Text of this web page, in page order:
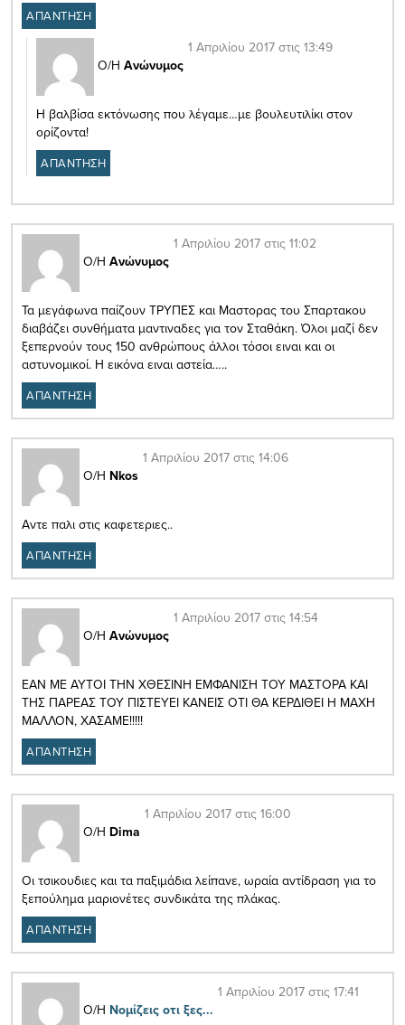
ΑΠΑΝΤΗΣΗ
Ο/Η Ανώνυμος
1 Απριλίου 2017 στις 13:49
Η βαλβίσα εκτόνωσης που λέγαμε…με βουλευτιλίκι στον
ορίζοντα!
ΑΠΑΝΤΗΣΗ
Ο/Η Ανώνυμος
1 Απριλίου 2017 στις 11:02
Τα μεγάφωνα παίζουν ΤΡΥΠΕΣ και Μαστορας του Σπαρτακου
διαβάζει συνθήματα μαντιναδες για τον Σταθάκη. Όλοι μαζί δεν
ξεπερνούν τους 150 ανθρώπους άλλοι τόσοι ειναι και οι
αστυνομικοί. Η εικόνα ειναι αστεία…..
ΑΠΑΝΤΗΣΗ
Ο/Η Nkos
1 Απριλίου 2017 στις 14:06
Αντε παλι στις καφετεριες..
ΑΠΑΝΤΗΣΗ
Ο/Η Ανώνυμος
1 Απριλίου 2017 στις 14:54
ΕΑΝ ΜΕ ΑΥΤΟΙ ΤΗΝ ΧΘΕΣΙΝΗ ΕΜΦΑΝΙΣΗ ΤΟΥ ΜΑΣΤΟΡΑ ΚΑΙ
ΤΗΣ ΠΑΡΕΑΣ ΤΟΥ ΠΙΣΤΕΥΕΙ ΚΑΝΕΙΣ ΟΤΙ ΘΑ ΚΕΡΔΙΘΕΙ Η ΜΑΧΗ
ΜΑΛΛΟΝ, ΧΑΣΑΜΕ!!!!!
ΑΠΑΝΤΗΣΗ
Ο/Η Dima
1 Απριλίου 2017 στις 16:00
Οι τσικουδιες και τα παξιμάδια λείπανε, ωραία αντίδραση για το
ξεπούλημα μαριονέτες συνδικάτα της πλάκας.
ΑΠΑΝΤΗΣΗ
Ο/Η Νομίζεις οτι ξες...
1 Απριλίου 2017 στις 17:41